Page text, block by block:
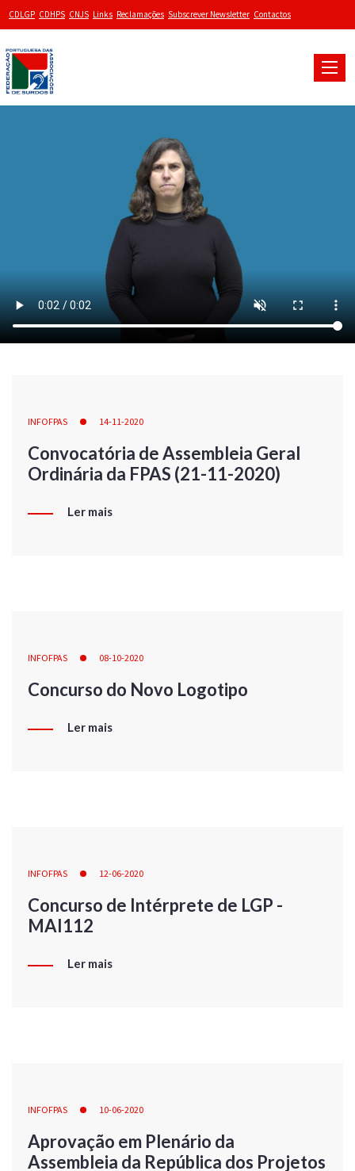
CDLGP CDHPS CNJS Links Reclamações Subscrever Newsletter Contactos
Toggle
INFOFPAS 14-11-2020
Convocatória de Assembleia Geral
Ordinária da FPAS (21-11-2020)
Ler mais
INFOFPAS 08-10-2020
Concurso do Novo Logotipo
Ler mais
INFOFPAS 12-06-2020
Concurso de Intérprete de LGP -
MAI112
Ler mais
INFOFPAS 10-06-2020
Aprovação em Plenário da
Assembleia da República dos Projetos